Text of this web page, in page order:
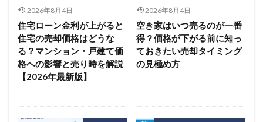
2026年8月4日
住宅ローン金利が上がると
住宅の売却価格はどうな
る？マンション・戸建て価
格への影響と売り時を解説
【2026年最新版】
2026年8月4日
空き家はいつ売るのが一番
得？価格が下がる前に知っ
ておきたい売却タイミング
の見極め方